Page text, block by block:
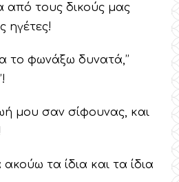
από τους δικούς μας
ηγέτες!
φωνάξω δυνατά,’’
μου σαν σίφουνας, και
τα ίδια και τα ίδια